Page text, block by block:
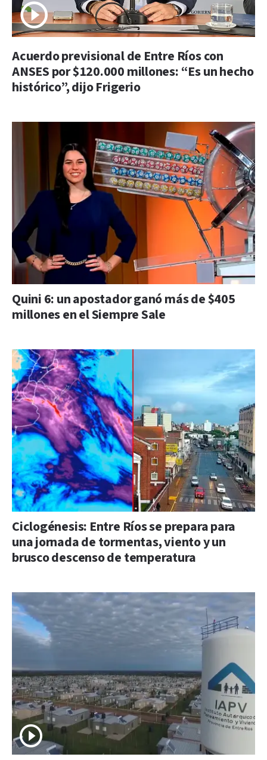
Acuerdo previsional de Entre Ríos con
ANSES por $120.000 millones: “Es un hecho
histórico”, dijo Frigerio
Quini 6: un apostador ganó más de $405
millones en el Siempre Sale
Ciclogénesis: Entre Ríos se prepara para
una jornada de tormentas, viento y un
brusco descenso de temperatura